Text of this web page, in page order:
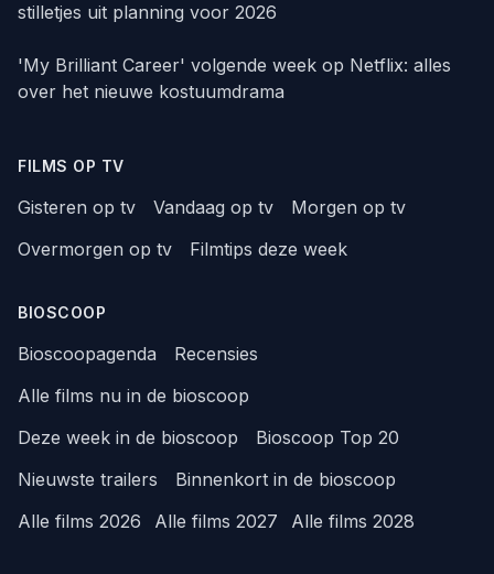
stilletjes uit planning voor 2026
'My Brilliant Career' volgende week op Netflix: alles
over het nieuwe kostuumdrama
FILMS OP TV
Gisteren op tv Vandaag op tv
Morgen op tv
Overmorgen op tv
Filmtips deze week
BIOSCOOP
Bioscoopagenda
Recensies
Alle films nu in de bioscoop
Deze week in de bioscoop
Bioscoop Top 20
Nieuwste trailers
Binnenkort in de bioscoop
Alle films 2026
Alle films 2027 Alle films 2028